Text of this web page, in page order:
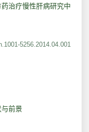
治疗慢性肝病研究中
5256.2014.04.001
前景